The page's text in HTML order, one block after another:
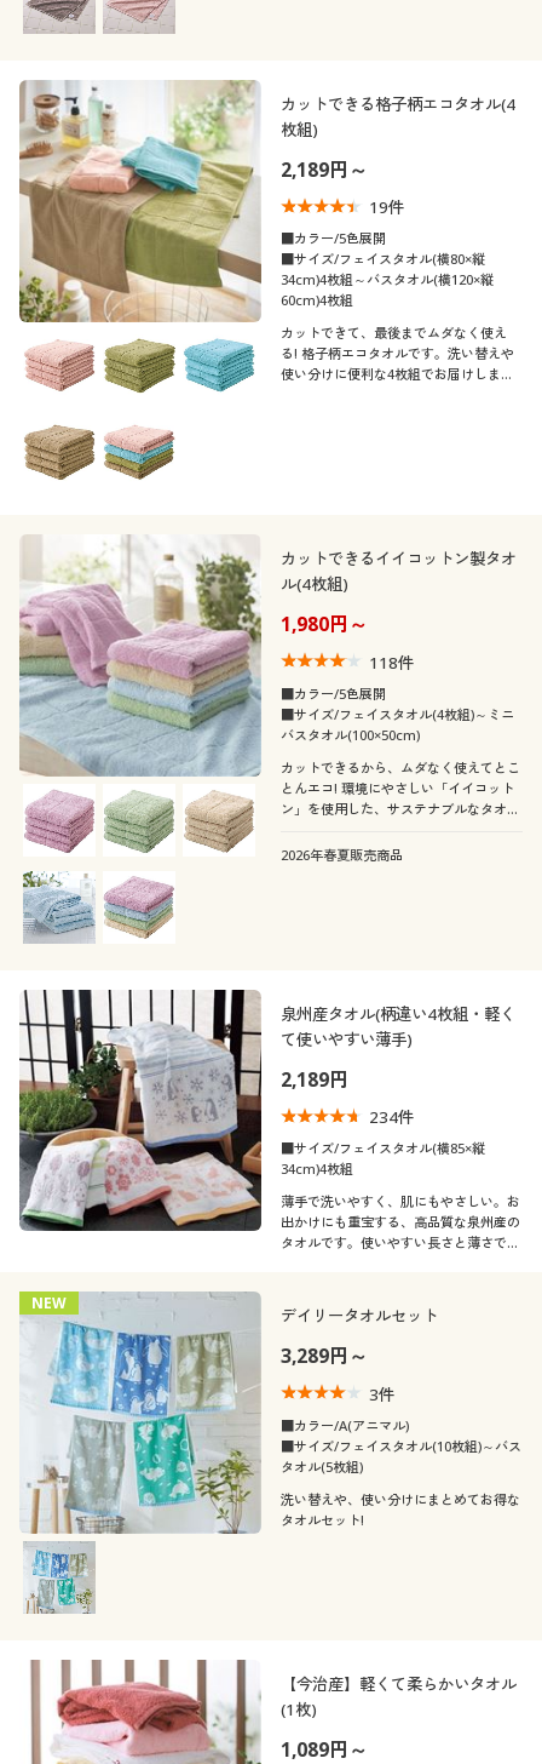
サポート
ご利用ガイド
よくある質問とお問い合わせ
ナイロン
着用感
レギュラー
30代
シーズン
夏 秋
価格 ～ 円
閉じる
カットできる格子柄エコタオル(4
枚組)
2,189円～
19件
■カラー/5色展開
■サイズ/フェイスタオル(横80×縦
34cm)4枚組～バスタオル(横120×縦
60cm)4枚組
カットできて、最後までムダなく使え
る! 格子柄エコタオルです。洗い替えや
使い分けに便利な4枚組でお届けしま
カットできるイイコットン製タオ
ル(4枚組)
1,980円～
118件
■カラー/5色展開
■サイズ/フェイスタオル(4枚組)～ミニ
バスタオル(100×50cm)
カットできるから、ムダなく使えてとこ
とんエコ! 環境にやさしい「イイコット
ン」を使用した、サステナブルなタオル
りとした拭き心地が魅力。洗い替えにも
2026年春夏販売商品
泉州産タオル(柄違い4枚組・軽く
て使いやすい薄手)
2,189円
234件
■サイズ/フェイスタオル(横85×縦
34cm)4枚組
薄手で洗いやすく、肌にもやさしい。お
出かけにも重宝する、高品質な泉州産の
タオルです。使いやすい長さと薄さで、
NEW
デイリータオルセット
3,289円～
3件
■カラー/A(アニマル)
■サイズ/フェイスタオル(10枚組)～バス
タオル(5枚組)
洗い替えや、使い分けにまとめてお得な
タオルセット!
【今治産】軽くて柔らかいタオル
(1枚)
1,089円～